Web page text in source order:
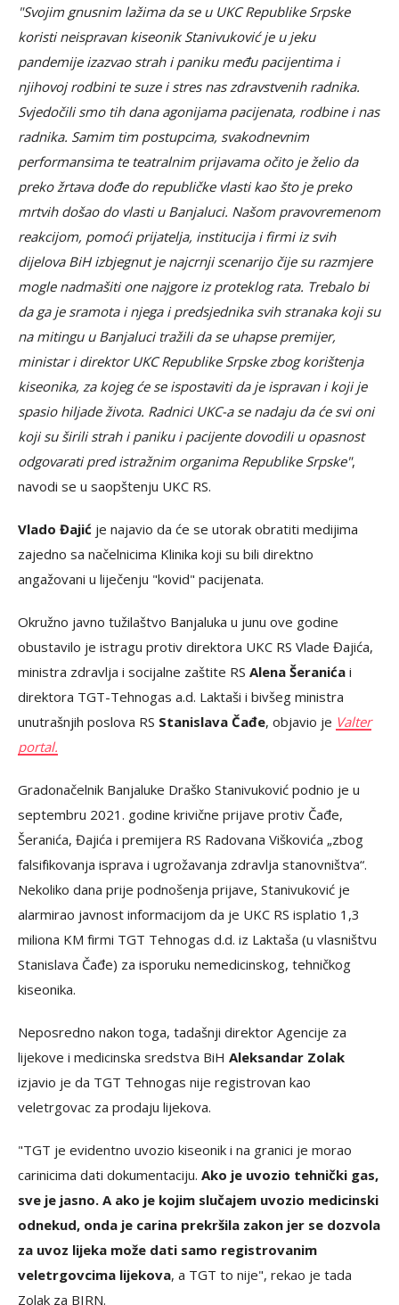
"Svojim gnusnim lažima da se u UKC Republike Srpske
koristi neispravan kiseonik Stanivuković je u jeku
pandemije izazvao strah i paniku među pacijentima i
njihovoj rodbini te suze i stres nas zdravstvenih radnika.
Svjedočili smo tih dana agonijama pacijenata, rodbine i nas
radnika. Samim tim postupcima, svakodnevnim
performansima te teatralnim prijavama očito je želio da
preko žrtava dođe do republičke vlasti kao što je preko
mrtvih došao do vlasti u Banjaluci. Našom pravovremenom
reakcijom, pomoći prijatelja, institucija i firmi iz svih
dijelova BiH izbjegnut je najcrnji scenarijo čije su razmjere
mogle nadmašiti one najgore iz proteklog rata. Trebalo bi
da ga je sramota i njega i predsjednika svih stranaka koji su
na mitingu u Banjaluci tražili da se uhapse premijer,
ministar i direktor UKC Republike Srpske zbog korištenja
kiseonika, za kojeg će se ispostaviti da je ispravan i koji je
spasio hiljade života. Radnici UKC-a se nadaju da će svi oni
koji su širili strah i paniku i pacijente dovodili u opasnost
odgovarati pred istražnim organima Republike Srpske",
navodi se u saopštenju UKC RS.
Vlado Đajić je najavio da će se utorak obratiti medijima
zajedno sa načelnicima Klinika koji su bili direktno
angažovani u liječenju "kovid" pacijenata.
Okružno javno tužilaštvo Banjaluka u junu ove godine
obustavilo je istragu protiv direktora UKC RS Vlade Đajića,
ministra zdravlja i socijalne zaštite RS Alena Šeranića i
direktora TGT-Tehnogas a.d. Laktaši i bivšeg ministra
unutrašnjih poslova RS Stanislava Čađe, objavio je Valter
portal.
Gradonačelnik Banjaluke Draško Stanivuković podnio je u
septembru 2021. godine krivične prijave protiv Čađe,
Šeranića, Đajića i premijera RS Radovana Viškovića „zbog
falsifikovanja isprava i ugrožavanja zdravlja stanovništva“.
Nekoliko dana prije podnošenja prijave, Stanivuković je
alarmirao javnost informacijom da je UKC RS isplatio 1,3
miliona KM firmi TGT Tehnogas d.d. iz Laktaša (u vlasništvu
Stanislava Čađe) za isporuku nemedicinskog, tehničkog
kiseonika.
Neposredno nakon toga, tadašnji direktor Agencije za
lijekove i medicinska sredstva BiH Aleksandar Zolak
izjavio je da TGT Tehnogas nije registrovan kao
veletrgovac za prodaju lijekova.
"TGT je evidentno uvozio kiseonik i na granici je morao
carinicima dati dokumentaciju. Ako je uvozio tehnički gas,
sve je jasno. A ako je kojim slučajem uvozio medicinski
odnekud, onda je carina prekršila zakon jer se dozvola
za uvoz lijeka može dati samo registrovanim
veletrgovcima lijekova, a TGT to nije", rekao je tada
Zolak za BIRN.